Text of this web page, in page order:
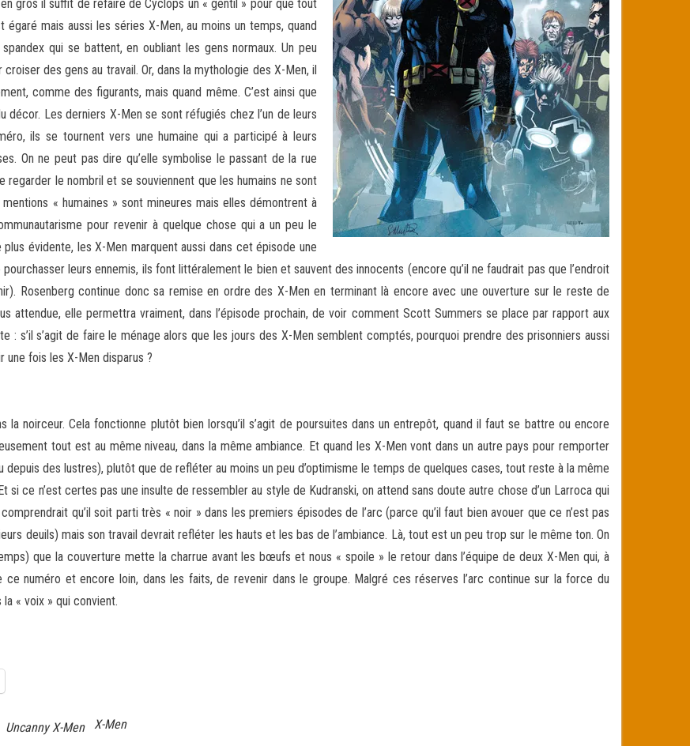
gros il suffit de refaire de Cyclops un « gentil » pour que tout
égaré mais aussi les séries X-Men, au moins un temps, quand
qui se battent, en oubliant les gens normaux. Un peu
des gens au travail. Or, dans la mythologie des X-Men, il
comme des figurants, mais quand même. C’est ainsi que
décor. Les derniers X-Men se sont réfugiés chez l’un de leurs
ils se tournent vers une humaine qui a participé à leurs
On ne peut pas dire qu’elle symbolise le passant de la rue
le nombril et se souviennent que les humains ne sont
« humaines » sont mineures mais elles démontrent à
pour revenir à quelque chose qui a un peu le
évidente, les X-Men marquent aussi dans cet épisode une
leurs ennemis, ils font littéralement le bien et sauvent des innocents (encore qu’il ne faudrait pas que l’endroit
Rosenberg continue donc sa remise en ordre des X-Men en terminant là encore avec une ouverture sur le reste de
attendue, elle permettra vraiment, dans l’épisode prochain, de voir comment Scott Summers se place par rapport aux
: s’il s’agit de faire le ménage alors que les jours des X-Men semblent comptés, pourquoi prendre des prisonniers aussi
une fois les X-Men disparus ?
la noirceur. Cela fonctionne plutôt bien lorsqu’il s’agit de poursuites dans un entrepôt, quand il faut se battre ou encore
tout est au même niveau, dans la même ambiance. Et quand les X-Men vont dans un autre pays pour remporter
depuis des lustres), plutôt que de refléter au moins un peu d’optimisme le temps de quelques cases, tout reste à la même
si ce n’est certes pas une insulte de ressembler au style de Kudranski, on attend sans doute autre chose d’un Larroca qui
qu’il soit parti très « noir » dans les premiers épisodes de l’arc (parce qu’il faut bien avouer que ce n’est pas
deuils) mais son travail devrait refléter les hauts et les bas de l’ambiance. Là, tout est un peu trop sur le même ton. On
que la couverture mette la charrue avant les bœufs et nous « spoile » le retour dans l’équipe de deux X-Men qui, à
ce numéro et encore loin, dans les faits, de revenir dans le groupe. Malgré ces réserves l’arc continue sur la force du
« voix » qui convient.
Uncanny X-Men X-Men